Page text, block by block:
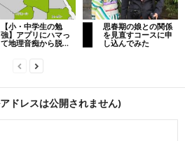
【小・中学生の勉
強】アプリにハマっ
て地理音痴から脱...
思春期の娘との関係
を見直すコースに申
し込んでみた
ドレスは公開されません)